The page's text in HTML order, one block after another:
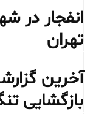
انفجار در
تهران
آخرین
بازگشایی